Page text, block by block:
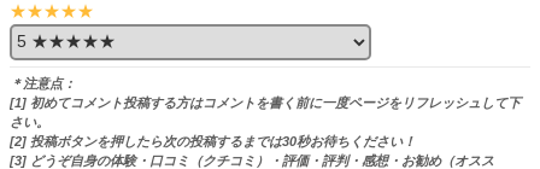
★★★★★
＊注意点：
[1] 初めてコメント投稿する方はコメントを書く前に一度ページをリフレッシュして下
さい。
[2] 投稿ボタンを押したら次の投稿するまでは30秒お待ちください！
[3] どうぞ自身の体験・口コミ（クチコミ）・評価・評判・感想・お勧め（オスス